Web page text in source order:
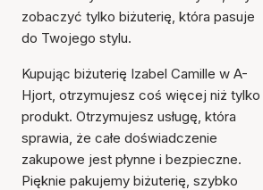
zobaczyć tylko biżuterię, która pasuje
do Twojego stylu.
Kupując biżuterię Izabel Camille w A-
Hjort, otrzymujesz coś więcej niż tylko
produkt. Otrzymujesz usługę, która
sprawia, że całe doświadczenie
zakupowe jest płynne i bezpieczne.
Pięknie pakujemy biżuterię, szybko